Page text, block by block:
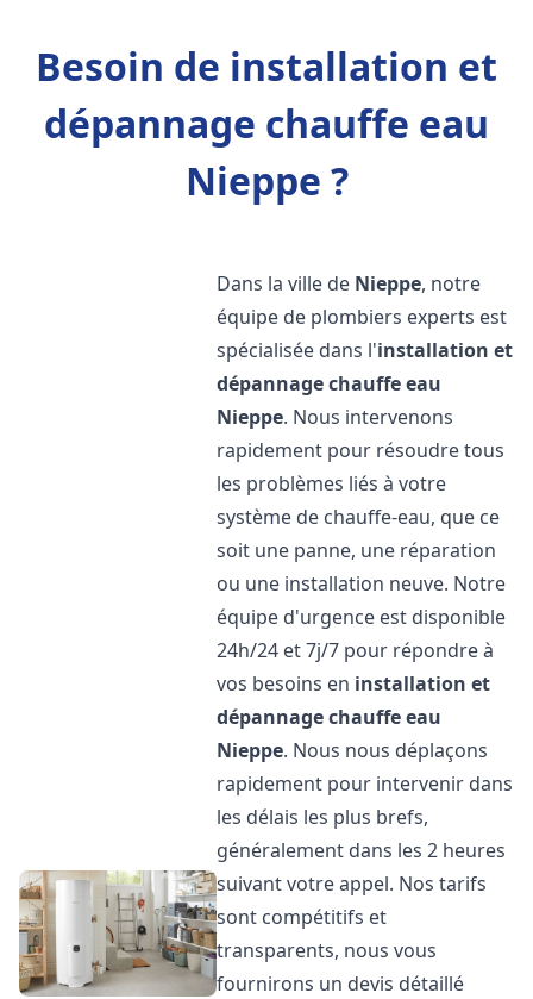
Besoin de installation et
dépannage chauffe eau
Nieppe ?
Dans la ville de Nieppe, notre
équipe de plombiers experts est
spécialisée dans l'installation et
dépannage chauffe eau
Nieppe. Nous intervenons
rapidement pour résoudre tous
les problèmes liés à votre
système de chauffe-eau, que ce
soit une panne, une réparation
ou une installation neuve. Notre
équipe d'urgence est disponible
24h/24 et 7j/7 pour répondre à
vos besoins en installation et
dépannage chauffe eau
Nieppe. Nous nous déplaçons
rapidement pour intervenir dans
les délais les plus brefs,
généralement dans les 2 heures
suivant votre appel. Nos tarifs
sont compétitifs et
transparents, nous vous
fournirons un devis détaillé